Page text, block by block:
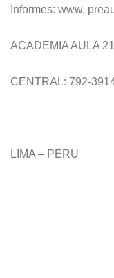
Informes: www.
ACADEMIA AULA 21
CENTRAL: 792-
LIMA – PERU